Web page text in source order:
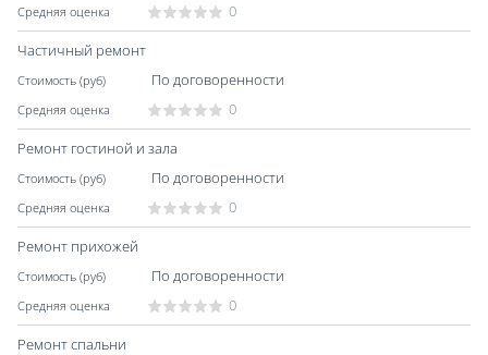
0
Частичный ремонт
По договоренности
0
Ремонт гостиной и зала
По договоренности
0
Ремонт прихожей
По договоренности
0
Ремонт спальни